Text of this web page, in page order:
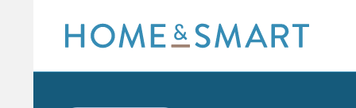
content